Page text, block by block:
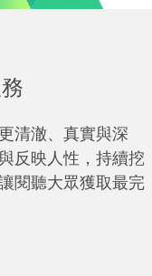
清澈、真實與深
反映人性，持續挖
閱聽大眾獲取最完